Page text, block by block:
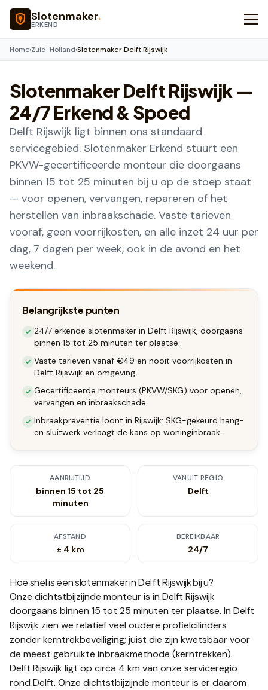
Naar hoofdinhoud
Slotenmaker.
ERKEND
Home›Zuid-Holland›Slotenmaker Delft Rijswijk
SlotenmakerDelft Rijswijk—
24/7 Erkend & Spoed
Delft Rijswijk ligt binnen ons standaard
servicegebied. Slotenmaker Erkend stuurt een
PKVW-gecertificeerde monteur die doorgaans
binnen 15 tot 25 minuten bij u op de stoep staat
— voor openen, vervangen, repareren of het
herstellen van inbraakschade. Vaste tarieven
vooraf, geen voorrijkosten, en alle inzet 24 uur per
dag, 7 dagen per week, ook in de avond en het
weekend.
Belangrijkste punten
24/7 erkende slotenmaker in Delft Rijswijk, doorgaans
binnen 15 tot 25 minuten ter plaatse.
Vaste tarieven vanaf €49 en nooit voorrijkosten in
Delft Rijswijk en omgeving.
Gecertificeerde monteurs (PKVW/SKG) voor openen,
vervangen en inbraakschade.
Inbraakpreventie loont in Rijswijk: SKG-gekeurd hang-
en sluitwerk verlaagt de kans op woninginbraak.
AANRIJTIJD
binnen 15 tot 25
minuten
VANUIT REGIO
Delft
AFSTAND
± 4 km
BEREIKBAAR
24/7
Hoe snel is een slotenmaker inDelft Rijswijkbij u?
Onze dichtstbijzijnde monteur is in Delft Rijswijk
doorgaans binnen 15 tot 25 minuten ter plaatse. In Delft
Rijswijk zien we relatief veel oudere profielcilinders
zonder kerntrekbeveiliging; juist die zijn kwetsbaar voor
de meest gebruikte inbraakmethode (kerntrekken).
Delft Rijswijk ligt op circa 4 km van onze serviceregio
rond Delft. Onze dichtstbijzijnde monteur is er daarom